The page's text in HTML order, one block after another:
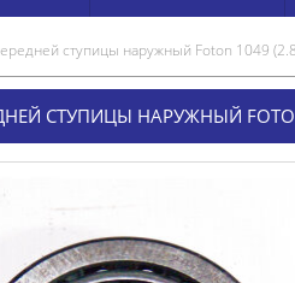
ступицы наружный Foton 1049
СТУПИЦЫ НАРУЖНЫЙ FOTON